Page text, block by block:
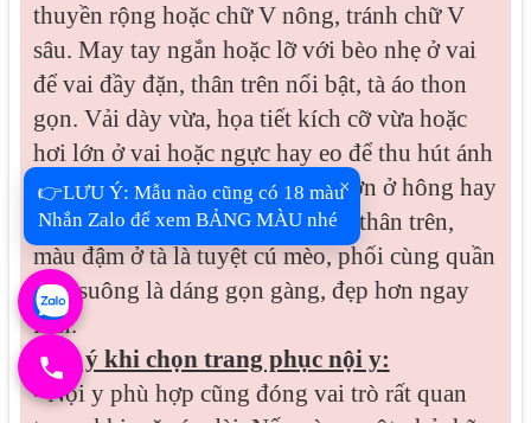
thuyền rộng hoặc chữ V nông, tránh chữ V
sâu. May tay ngắn hoặc lỡ với bèo nhẹ ở vai
để vai đầy đặn, thân trên nổi bật, tà áo thon
gọn. Vải dày vừa, họa tiết kích cỡ vừa hoặc
hơi lớn ở vai hoặc ngực hay eo để thu hút ánh
nhìn lên trên, Cần tránh hoa lá lớn ở hông hay
tà bạn nhé. Chọn áo màu sáng ở thân trên,
màu đậm ở tà là tuyệt cú mèo, phối cùng quần
ống suông là dáng gọn gàng, đẹp hơn ngay
liền.
Lưu ý khi chọn trang phục nội y:
- Nội y phù hợp cũng đóng vai trò rất quan
×
👉LƯU Ý: Mẫu nào cũng có 18 màu
Nhắn Zalo để xem BẢNG MÀU nhé